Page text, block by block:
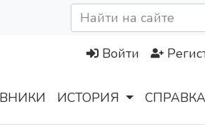
Войти
ИСТОРИЯ СПРАВКА